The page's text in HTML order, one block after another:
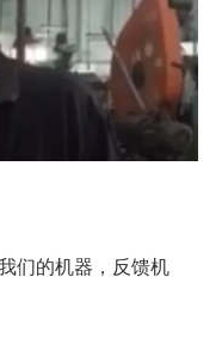
们的机器，反馈机